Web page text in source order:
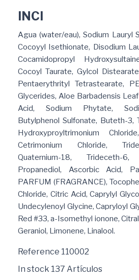
INCI
Agua (water/eau), Sodium Lauryl
Cocoyyl Isethionate, Disodium
Cocamidopropyl
Cocoyl Taurate, Gylcol
Pentaerythrityl Tetrastearate,
Glycerides, Aloe Barbadensis
Acid, Sodium Phytate,
Butylphenol Sulfonate, Buteth-3,
Hydroxyproyltrimonium
Cetrimonium Chloride,
Quaternium-18, Trideceth-
Propanediol, Ascorbic Acid,
PARFUM (FRAGRANCE),
Chloride, Citric Acid, Caprylyl
Undecylenoyl Glycine, Capryloyl
Red #33, a-Isomethyl ionone,
Geraniol, Limonene, Linalool.
Reference 110002
In stock 137 Artículos